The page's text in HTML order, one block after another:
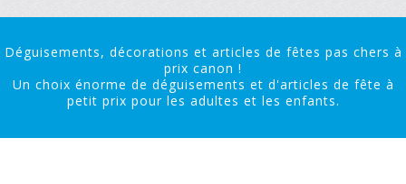
Déguisements, décorations et articles de fêtes pas chers à
prix canon !
Un choix énorme de déguisements et d'articles de fête à
petit prix pour les adultes et les enfants.